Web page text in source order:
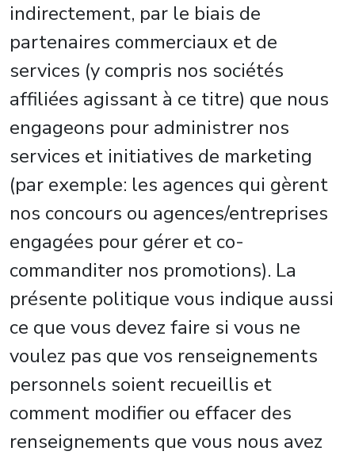
indirectement, par le biais de
partenaires commerciaux et de
services (y compris nos sociétés
affiliées agissant à ce titre) que nous
engageons pour administrer nos
services et initiatives de marketing
(par exemple: les agences qui gèrent
nos concours ou agences/entreprises
engagées pour gérer et co-
commanditer nos promotions). La
présente politique vous indique aussi
ce que vous devez faire si vous ne
voulez pas que vos renseignements
personnels soient recueillis et
comment modifier ou effacer des
renseignements que vous nous avez